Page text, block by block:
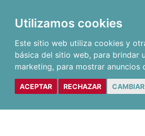
Utilizamos cookies
Este sitio web utiliza cookies y
básica del sitio web, para brindar
marketing, para mostrar anuncios
ACEPTAR RECHAZAR